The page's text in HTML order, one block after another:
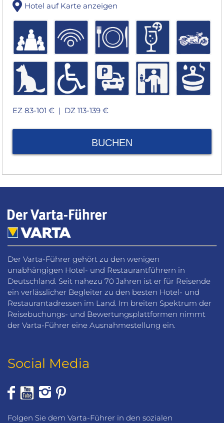
Hotel auf Karte anzeigen
EZ 83-101 € | DZ 113-139 €
BUCHEN
Der Varta-Führer gehört zu den wenigen
unabhängigen Hotel- und Restaurantführern in
Deutschland. Seit nahezu 70 Jahren ist er für Reisende
ein verlässlicher Begleiter zu den besten Hotel- und
Restaurantadressen im Land. Im breiten Spektrum der
Reisebuchungs- und Bewertungsplattformen nimmt
der Varta-Führer eine Ausnahmestellung ein.
Social Media
Folgen Sie dem Varta-Führer in den sozialen